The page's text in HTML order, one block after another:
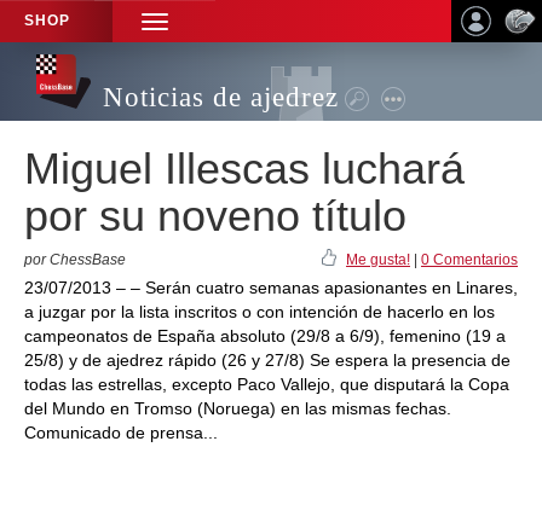
SHOP
TOGGLE
NAVIGATION
Noticias de ajedrez
Miguel Illescas luchará
por su noveno título
por ChessBase Me gusta! 0 Comentarios
23/07/2013 – – Serán cuatro semanas apasionantes en Linares,
a juzgar por la lista inscritos o con intención de hacerlo en los
campeonatos de España absoluto (29/8 a 6/9), femenino (19 a
25/8) y de ajedrez rápido (26 y 27/8) Se espera la presencia de
todas las estrellas, excepto Paco Vallejo, que disputará la Copa
del Mundo en Tromso (Noruega) en las mismas fechas.
Comunicado de prensa...